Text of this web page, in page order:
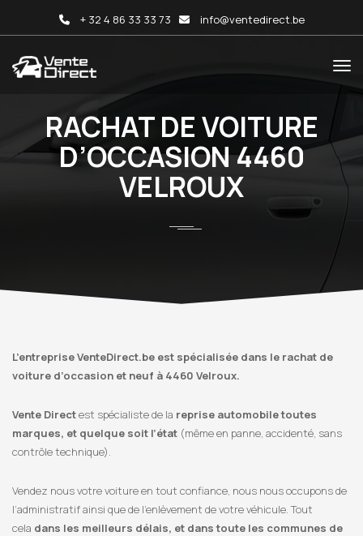
+ 32 4 86 33 33 73 info@ventedirect.be
RACHAT DE VOITURE
D’OCCASION 4460
VELROUX
L’entreprise VenteDirect.be est spécialisée dans le rachat de
voiture d’occasion et neuf à 4460 Velroux.
Vente Directest spécialiste de la reprise automobile toutes
marques, et quelque soit l’état (même en panne, accidenté, sans
contrôle technique).
Vendez nous votre voiture en tout confiance, nous nous occupons de
l’administratif ainsi que de l’enlèvement de votre véhicule. Tout
cela dans les meilleurs délais, et dans toute les communes de